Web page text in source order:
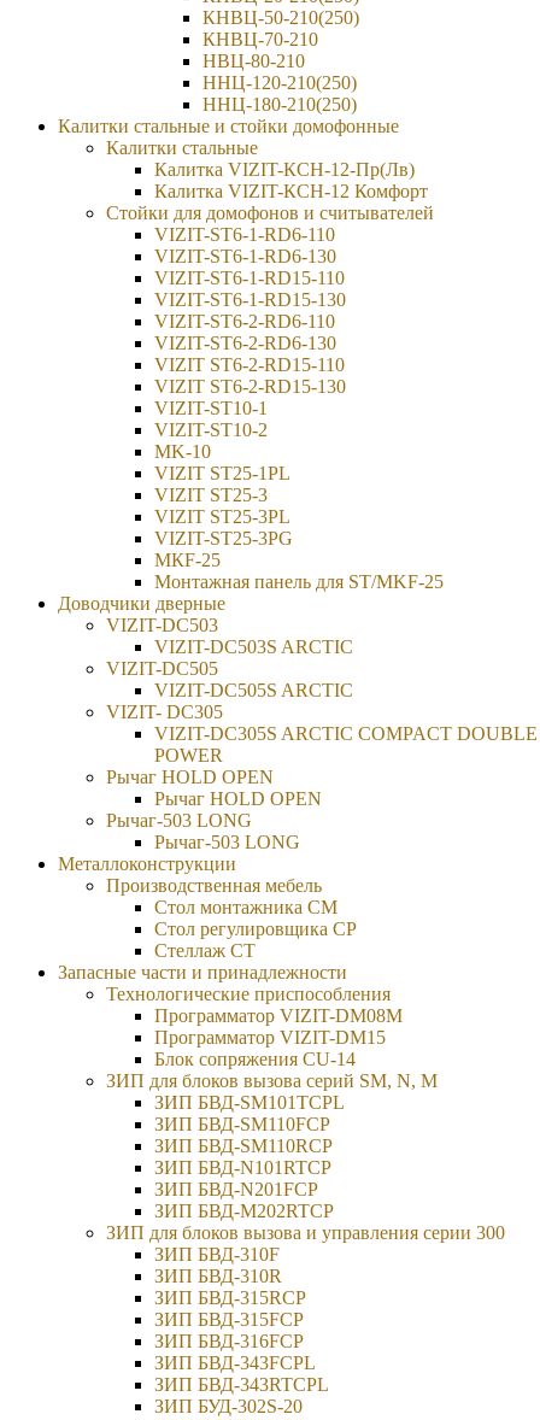
КНВЦ-50-210(250)
КНВЦ-70-210
НВЦ-80-210
ННЦ-120-210(250)
ННЦ-180-210(250)
Калитки стальные и стойки домофонные
Калитки стальные
Калитка VIZIT-КСН-12-Пр(Лв)
Калитка VIZIT-КСН-12 Комфорт
Стойки для домофонов и считывателей
VIZIT-ST6-1-RD6-110
VIZIT-ST6-1-RD6-130
VIZIT-ST6-1-RD15-110
VIZIT-ST6-1-RD15-130
VIZIT-ST6-2-RD6-110
VIZIT-ST6-2-RD6-130
VIZIT ST6-2-RD15-110
VIZIT ST6-2-RD15-130
VIZIT-ST10-1
VIZIT-ST10-2
MK-10
VIZIT ST25-1PL
VIZIT ST25-3
VIZIT ST25-3PL
VIZIT-ST25-3PG
МКF-25
Монтажная панель для ST/MKF-25
Доводчики дверные
VIZIT-DC503
VIZIT-DC503S ARCTIC
VIZIT-DC505
VIZIT-DC505S ARCTIC
VIZIT- DC305
VIZIT-DC305S ARCTIC COMPACT DOUBLE
POWER
Рычаг HOLD OPEN
Рычаг HOLD OPEN
Рычаг-503 LONG
Рычаг-503 LONG
Металлоконструкции
Производственная мебель
Стол монтажника СМ
Стол регулировщика СР
Стеллаж СТ
Запасные части и принадлежности
Технологические приспособления
Программатор VIZIT-DM08M
Программатор VIZIT-DM15
Блок сопряжения CU-14
ЗИП для блоков вызова серий SM, N, M
ЗИП БВД-SM101TCPL
ЗИП БВД-SM110FCP
ЗИП БВД-SM110RCP
ЗИП БВД-N101RTCP
ЗИП БВД-N201FCP
ЗИП БВД-M202RTCP
ЗИП для блоков вызова и управления серии 300
ЗИП БВД-310F
ЗИП БВД-310R
ЗИП БВД-315RCP
ЗИП БВД-315FCP
ЗИП БВД-316FCP
ЗИП БВД-343FCPL
ЗИП БВД-343RTCPL
ЗИП БУД-302S-20